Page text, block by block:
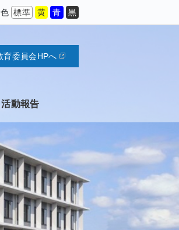
標準 黄 青 黒
育委員会HPへ
活動報告